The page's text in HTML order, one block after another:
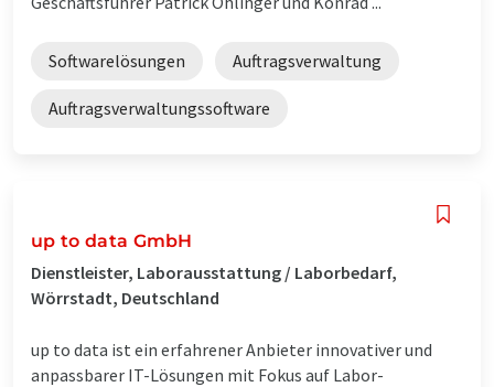
Softwarelösungen Auftragsverwaltung
Auftragsverwaltungssoftware
up to data GmbH
Dienstleister, Laborausstattung / Laborbedarf,
Wörrstadt, Deutschland
up to data ist ein erfahrener Anbieter innovativer und
anpassbarer IT-Lösungen mit Fokus auf Labor-